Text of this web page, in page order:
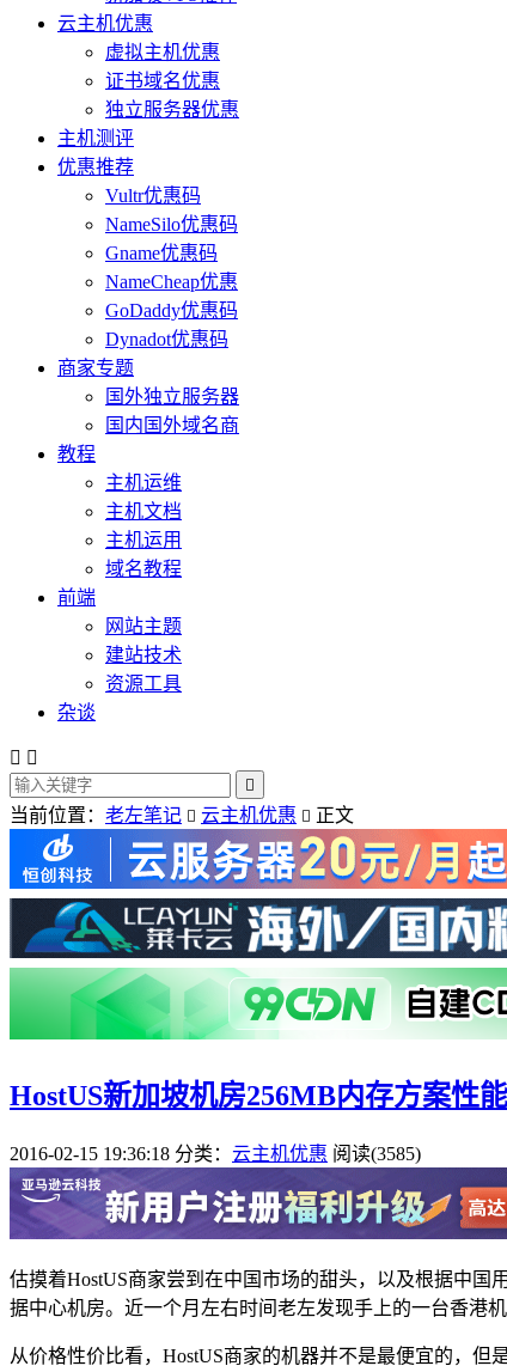
云主机优惠
虚拟主机优惠
证书域名优惠
独立服务器优惠
主机测评
优惠推荐
Vultr优惠码
NameSilo优惠码
Gname优惠码
NameCheap优惠
GoDaddy优惠码
Dynadot优惠码
商家专题
国外独立服务器
国内国外域名商
教程
主机运维
主机文档
主机运用
域名教程
前端
网站主题
建站技术
资源工具
杂谈
 

当前位置： 老左笔记  云主机优惠  正文
HostUS新加坡机房256MB内存方案性
2016-02-15 19:36:18 分类： 云主机优惠 阅读(3585)
估摸着HostUS商家尝到在中国市场的甜头，以及根据中
据中心机房。近一个月左右时间老左发现手上的一台香港
从价格性价比看，HostUS商家的机器并不是最便宜的，